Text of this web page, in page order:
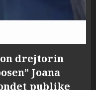
drejtorin
Joana
publike